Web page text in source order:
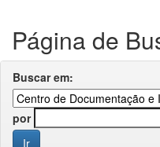
Página de
Buscar em:
por